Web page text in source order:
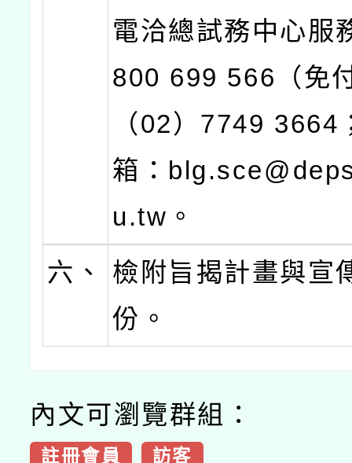
電洽總試務中心服
800 699 566（免
（02）7749 3664
箱：
u.tw。
六、
檢附旨揭計畫與宣
份。
內文可瀏覽群組：
註冊會員 訪客